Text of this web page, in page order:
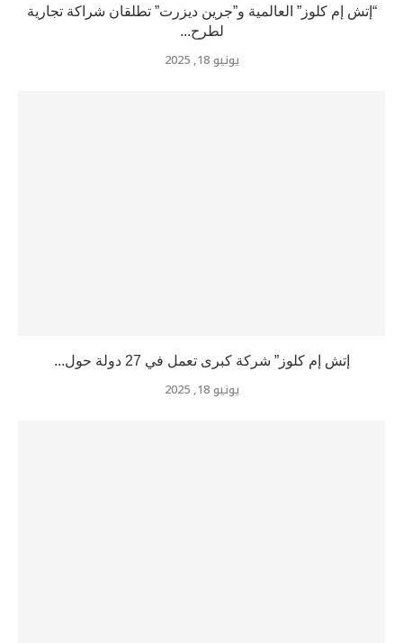
“إتش إم كلوز” العالمية و”جرين ديزرت” تطلقان شراكة تجارية
لطرح...
يونيو 18, 2025
إتش إم كلوز” شركة كبرى تعمل في 27 دولة حول...
يونيو 18, 2025